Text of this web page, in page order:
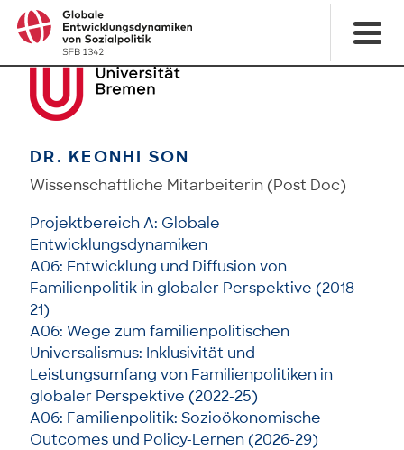
DR. KEONHI SON
Wissenschaftliche Mitarbeiterin (Post Doc)
Projektbereich A: Globale
Entwicklungsdynamiken
A06: Entwicklung und Diffusion von
Familienpolitik in globaler Perspektive (2018-
21)
A06: Wege zum familienpolitischen
Universalismus: Inklusivität und
Leistungsumfang von Familienpolitiken in
globaler Perspektive (2022-25)
A06: Familienpolitik: Sozioökonomische
Outcomes und Policy-Lernen (2026-29)